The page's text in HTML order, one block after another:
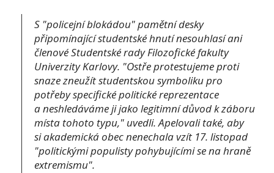
S "policejní blokádou" pamětní desky
připomínající studentské hnutí nesouhlasí ani
členové Studentské rady Filozofické fakulty
Univerzity Karlovy. "Ostře protestujeme proti
snaze zneužít studentskou symboliku pro
potřeby specifické politické reprezentace
a neshledáváme ji jako legitimní důvod k záboru
místa tohoto typu," uvedli. Apelovali také, aby
si akademická obec nenechala vzít 17. listopad
"politickými populisty pohybujícími se na hraně
extremismu".